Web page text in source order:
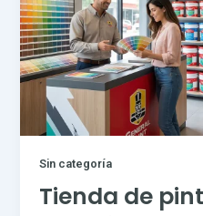
Sin categoría
Tienda de